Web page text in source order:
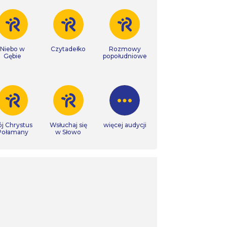
Niebo w
Gębie
Czytadełko
Rozmowy
popołudniowe
Chrystus
Wsłuchaj się
w Słowo
więcej audycji